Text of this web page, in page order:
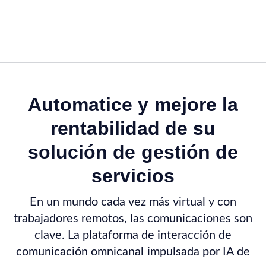
Automatice y mejore la
rentabilidad de su
solución de gestión de
servicios
En un mundo cada vez más virtual y con
trabajadores remotos, las comunicaciones son
clave. La plataforma de interacción de
comunicación omnicanal impulsada por IA de